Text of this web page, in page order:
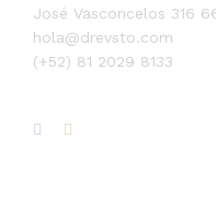
José Vasconcelos 316
hola@drevsto.com
(+52) 81 2029 8133